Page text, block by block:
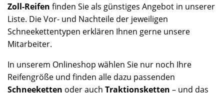
Zoll-Reifen finden Sie als günstiges Angebot in unserer
Liste. Die Vor- und Nachteile der jeweiligen
Schneekettentypen erklären Ihnen gerne unsere
Mitarbeiter.
In unserem Onlineshop wählen Sie nur noch Ihre
Reifengröße und finden alle dazu passenden
Schneeketten oder auch Traktionsketten – und das